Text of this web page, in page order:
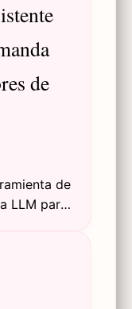
de
de
LLM para
ILE, con
LLM.